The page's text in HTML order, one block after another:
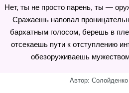
Нет, ты не просто парень, ты —
Сражаешь наповал
бархатным голосом, берешь в
отсекаешь пути к отступлению
обезоруживаешь
Автор: Солойденко